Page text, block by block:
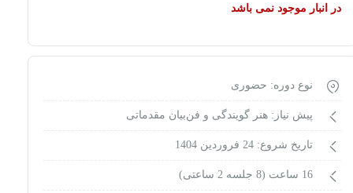
در انبار موجود نمی باشد
نوع دوره: حضوری
پیش نیاز: هنر گویندگی و فن‌بیان مقدماتی
تاریخ شروع: 24 فروردین 1404
16 ساعت (8 جلسه 2 ساعتی)